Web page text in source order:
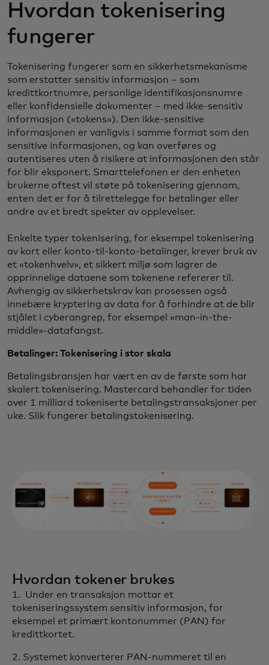
Hvordan tokenisering
fungerer
Tokenisering fungerer som en sikkerhetsmekanisme
som erstatter sensitiv informasjon – som
kredittkortnumre, personlige identifikasjonsnumre
eller konfidensielle dokumenter – med ikke-sensitiv
informasjon («tokens»). Den ikke-sensitive
informasjonen er vanligvis i samme format som den
sensitive informasjonen, og kan overføres og
autentiseres uten å risikere at informasjonen den står
for blir eksponert. Smarttelefonen er den enheten
brukerne oftest vil støte på tokenisering gjennom,
enten det er for å tilrettelegge for betalinger eller
andre av et bredt spekter av opplevelser.
Enkelte typer tokenisering, for eksempel tokenisering
av kort eller konto-til-konto-betalinger, krever bruk av
et «tokenhvelv», et sikkert miljø som lagrer de
opprinnelige dataene som tokenene refererer til.
Avhengig av sikkerhetskrav kan prosessen også
innebære kryptering av data for å forhindre at de blir
stjålet i cyberangrep, for eksempel «man-in-the-
middle»-datafangst.
Betalinger: Tokenisering i stor skala
Betalingsbransjen har vært en av de første som har
skalert tokenisering. Mastercard behandler for tiden
over 1 milliard tokeniserte betalingstransaksjoner per
uke. Slik fungerer betalingstokenisering.
Hvordan tokener brukes
1. Under en transaksjon mottar et
tokeniseringssystem sensitiv informasjon, for
eksempel et primært kontonummer (PAN) for
kredittkortet.
2. Systemet konverterer PAN-nummeret til en